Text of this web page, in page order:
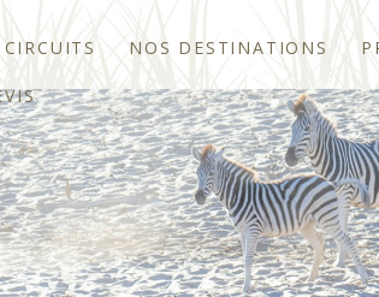
NOS DESTINATIONS